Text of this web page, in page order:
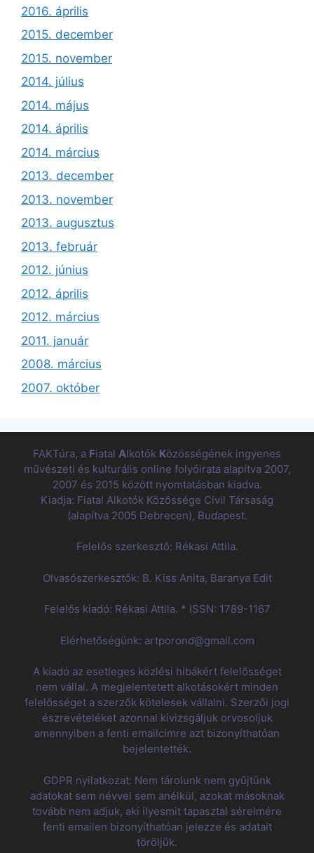
2016. április
2015. december
2015. november
2014. július
2014. május
2014. április
2014. március
2013. december
2013. november
2013. augusztus
2013. február
2012. június
2012. április
2012. március
2011. január
2008. március
2007. október
FAKTúra, a Fiatal Alkotók Közösségének ingyenes
művészeti és kulturális online folyóirata alapítva 2007,
2007 és 2015 között nyomtatásban kiadva.
Kiadja: Fiatal Alkotók Közössége Civil Társaság
(alapítva 2005 Debrecen), Budapest.
Felelős szerkesztő: Rékasi Attila.
Olvasószerkesztők: B. Kiss Anita, Baranya Edit
Felelős kiadó: Rékasi Attila. * ISSN: 1789-1167
Elérhetőségünk: artporond@gmail.com
A kiadó az esetleges közlési hibákért felelősséget
nem vállal. A megjelentetett alkotásokért minden
felelősséget a szerzők kötelesek vállalni. Szerzői jogi
észrevételéket azonnal kivizsgáljuk orvosoljuk
amennyiben a fenti emailcímre azt bizonyíthatóan
bejelentették.
GDPR nyilatkozat: Nem tárolunk nem gyűjtünk
adatokat sem névvel sem anélkül, azokat másoknak
tovább nem adjuk, aki ilyesmit tapasztal sérelmére
fenti emailen bizonyíthatóan jelezze és adatait
töröljük.